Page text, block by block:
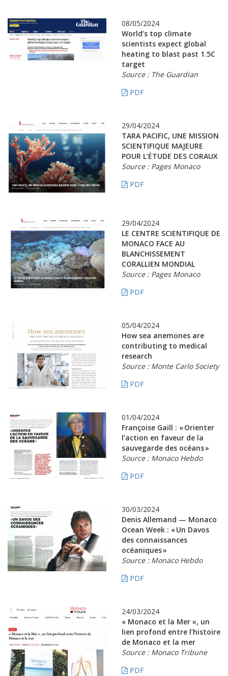
08/05/2024
World’s top climate
scientists expect global
heating to blast past 1.5C
target
Source : The Guardian
PDF
29/04/2024
TARA PACIFIC, UNE MISSION
SCIENTIFIQUE MAJEURE
POUR L’ÉTUDE DES CORAUX
Source : Pages Monaco
PDF
29/04/2024
LE CENTRE SCIENTIFIQUE DE
MONACO FACE AU
BLANCHISSEMENT
CORALLIEN MONDIAL
Source : Pages Monaco
PDF
05/04/2024
How sea anemones are
contributing to medical
research
Source : Monte Carlo Society
PDF
01/04/2024
Françoise Gaill : « Orienter
l’action en faveur de la
sauvegarde des océans »
Source : Monaco Hebdo
PDF
30/03/2024
Denis Allemand — Monaco
Ocean Week : « Un Davos
des connaissances
océaniques »
Source : Monaco Hebdo
PDF
24/03/2024
« Monaco et la Mer », un
lien profond entre l’histoire
de Monaco et la mer
Source : Monaco Tribune
PDF